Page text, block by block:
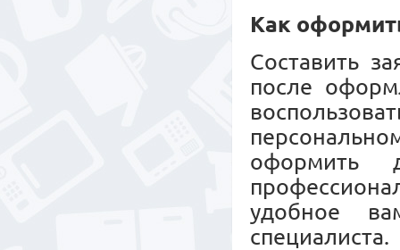
Как
Составить
после
удобное
специалиста.